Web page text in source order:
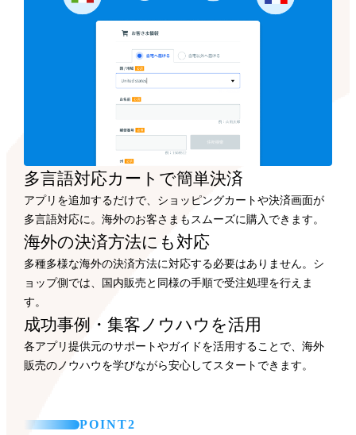
多言語対応カートで簡単決済
アプリを追加するだけで、ショッピングカートや決済画面が
多言語対応に。海外のお客さまもスムーズに購入できます。
海外の決済方法にも 対応
多種多様な海外の決済方法に対応する必要はありません。シ
ョップ側では、国内販売と同様の手順で受注処理を行えま
す。
成功事例・集客ノウハウを活用
各アプリ提供元のサポートやガイドを活用することで、海外
販売のノウハウを学びながら安心してスタートできます。
POINT2